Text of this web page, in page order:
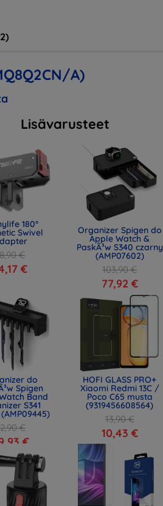
A)
Lisävarusteet
180°
Swivel
€
€
Organizer Spigen do
Apple Watch &
PaskÃ³w S340 czarny
(AMP07602)
103,90 €
77,92 €
do
Spigen
Band
S341
€
€
HOFI GLASS PRO+
Xiaomi Redmi 13C /
Poco C65 musta
(9319456608564)
13,90 €
10,43 €